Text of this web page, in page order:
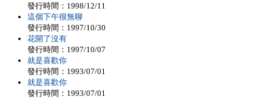
發行時間：1998/12/11
這個下午很無聊
發行時間：1997/10/30
花開了沒有
發行時間：1997/10/07
就是喜歡你
發行時間：1993/07/01
就是喜歡你
發行時間：1993/07/01